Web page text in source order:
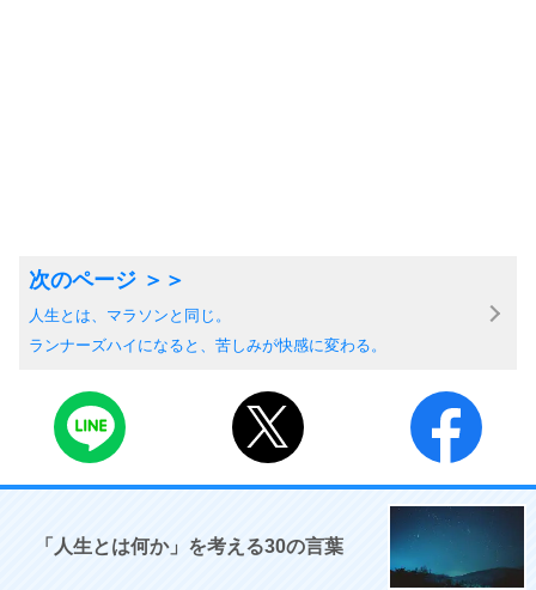
人生とは、マラソンと同じ。
ランナーズハイになると、苦しみが快感に変わる。
「人生とは何か」を考える30の言葉